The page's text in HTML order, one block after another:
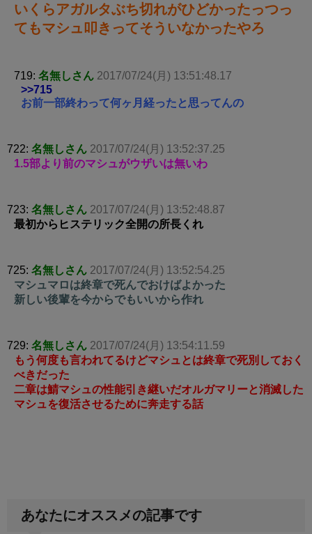
いくらアガルタぶち切れがひどかったっつっ
てもマシュ叩きってそういなかったやろ
719: 名無しさん 2017/07/24(月) 13:51:48.17
>>715
お前一部終わって何ヶ月経ったと思ってんの
722: 名無しさん 2017/07/24(月) 13:52:37.25
1.5部より前のマシュがウザいは無いわ
723: 名無しさん 2017/07/24(月) 13:52:48.87
最初からヒステリック全開の所長くれ
725: 名無しさん 2017/07/24(月) 13:52:54.25
マシュマロは終章で死んでおけばよかった
新しい後輩を今からでもいいから作れ
729: 名無しさん 2017/07/24(月) 13:54:11.59
もう何度も言われてるけどマシュとは終章で死別しておく
べきだった
二章は鯖マシュの性能引き継いだオルガマリーと消滅した
マシュを復活させるために奔走する話
あなたにオススメの記事です